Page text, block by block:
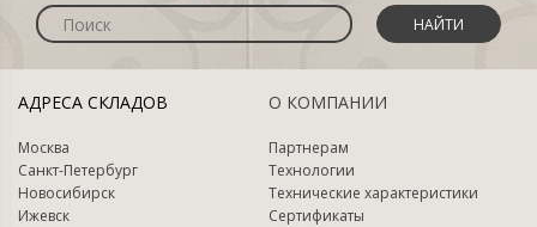
НАЙТИ
АДРЕСА СКЛАДОВ
Москва
Санкт-Петербург
Новосибирск
Ижевск
О КОМПАНИИ
Партнерам
Технологии
Технические характеристики
Сертификаты